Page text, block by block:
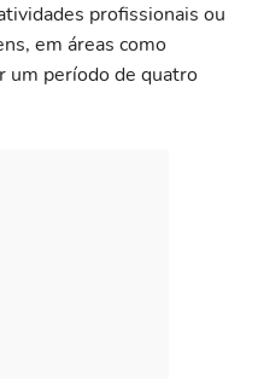
profissionais ou
em áreas como
um período de quatro